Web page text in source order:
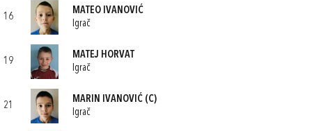
16
MATEO IVANOVIĆ
Igrač
19
MATEJ HORVAT
Igrač
21
MARIN IVANOVIĆ (C)
Igrač